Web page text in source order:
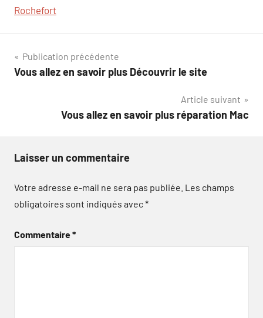
Rochefort
Navigation
de
Publication précédente
Vous allez en savoir plus Découvrir le site
Article suivant
Vous allez en savoir plus réparation Mac
Laisser un commentaire
Votre adresse e-mail ne sera pas publiée. Les champs
obligatoires sont indiqués avec*
Commentaire*